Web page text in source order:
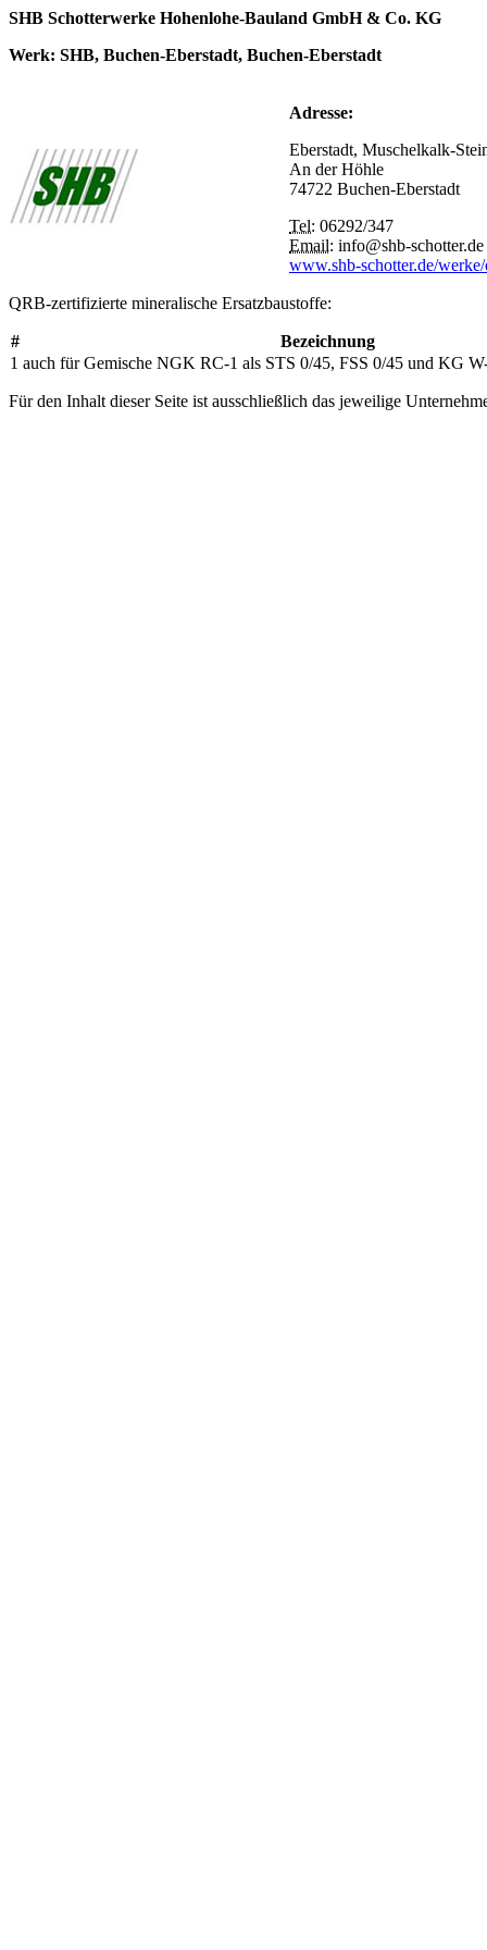
SHB Schotterwerke Hohenlohe-Bauland GmbH & Co. KG
Werk: SHB, Buchen-Eberstadt, Buchen-Eberstadt
Adresse:
Eberstadt, Muschelkalk-
An der Höhle
74722 Buchen-Eberstadt
Tel: 06292/347
Email: info@shb-schotter.de
www.shb-schotter.de/
QRB-zertifizierte mineralische Ersatzbaustoffe:
#
Bezeichnung
1 auch für Gemische NGK RC-1 als STS 0/45, FSS 0/45 und KG
Für den Inhalt dieser Seite ist ausschließlich das jeweilige